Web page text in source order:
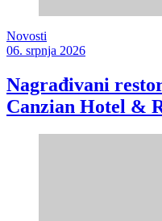
Novosti
06. srpnja 2026
Nagrađivani
Canzian Hotel &